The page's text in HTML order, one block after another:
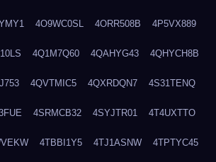
4O9WC0SL 4ORR508B 4P5VX889
4Q1M7Q60 4QAHYG43 4QHYCH8B
4QVTMIC5 4QXRDQN7 4S31TENQ
4SRMCB32 4SYJTR01 4T4UXTTO
4TBBI1Y5 4TJ1ASNW 4TPTYC45